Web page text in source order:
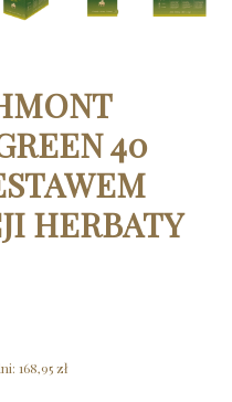
40
HERBATY
168,95 zł